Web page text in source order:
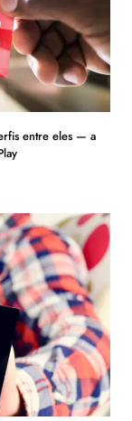
entre eles — a